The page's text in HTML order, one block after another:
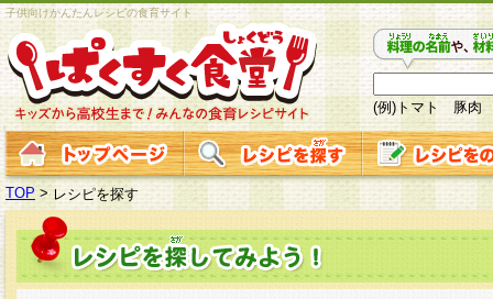
子供向けかんたんレシピの食育サイト
(例)トマト 豚肉
TOP > レシピを探す